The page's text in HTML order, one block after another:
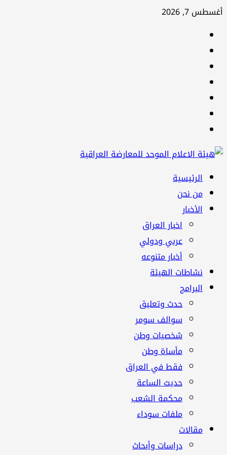
تخطي
أغسطس 7, 2026
القائمة
الرئيسية
الرئيسية
من نحن
الأخبار
اخبار العراق
عربي ودولي
أخبار متنوعه
نشاطات الهيئة
البرامج
حدث وتعليق
سوالف سومر
شخصيات وطن
مأساة وطن
فقط في العراق
حديث الساعة
محكمة الشعب
ملفات سوداء
مقالات
دراسات وأبحاث